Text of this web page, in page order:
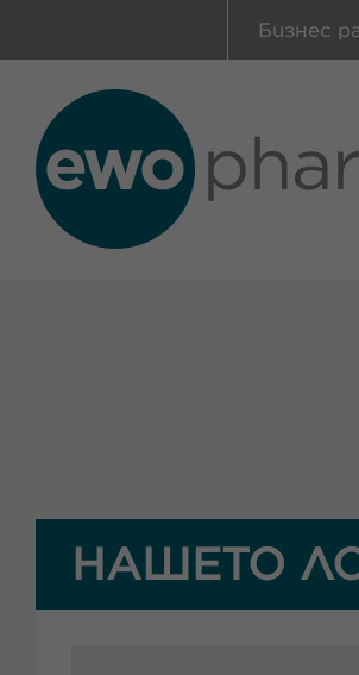
Бизнес
НАШЕТО